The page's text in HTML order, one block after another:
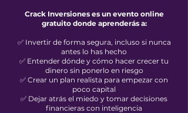
Crack Inversiones es un evento online
gratuito donde aprenderás a:
✅ Invertir de forma segura, incluso si nunca
antes lo has hecho
✅ Entender dónde y cómo hacer crecer tu
dinero sin ponerlo en riesgo
✅ Crear un plan realista para empezar con
poco capital
✅ Dejar atrás el miedo y tomar decisiones
financieras con inteligencia